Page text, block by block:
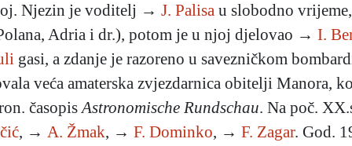
Njezin je voditelj → J. Palisa u slobodno
Adria i dr.), potom je u njoj djelovao → I.
gasi, a zdanje je razoreno u savezničkom
veća amaterska zvjezdarnica obitelji Manora,
časopis Astronomische Rundschau. Na poč.
, → A. Žmak, → F. Dominko, → F. Zagar. God.